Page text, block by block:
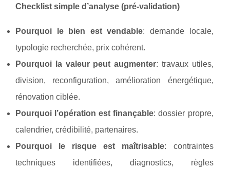
Checklist simple d’analyse (pré‑validation)
Pourquoi le bien est vendable: demande locale,
typologie recherchée, prix cohérent.
Pourquoi la valeur peut augmenter: travaux utiles,
division, reconfiguration, amélioration énergétique,
rénovation ciblée.
Pourquoi l’opération est finançable: dossier propre,
calendrier, crédibilité, partenaires.
Pourquoi le risque est maîtrisable: contraintes
techniques identifiées, diagnostics, règles